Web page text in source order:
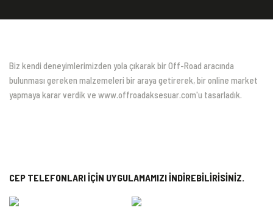
Biz kendi deneyimlerimizden yola çıkarak bir Off-Road aracında
bulunması gereken malzemeleri bir araya getirerek, bir online market
yapmaya karar verdik ve www.offroadaksesuar.com'u tasarladık.
CEP TELEFONLARI İÇİN UYGULAMAMIZI İNDİREBİLİRİSİNİZ.